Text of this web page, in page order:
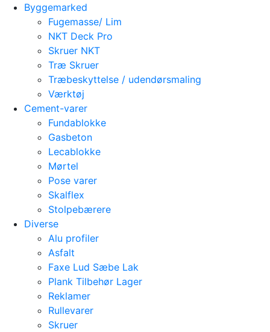
Byggemarked
Fugemasse/ Lim
NKT Deck Pro
Skruer NKT
Træ Skruer
Træbeskyttelse / udendørsmaling
Værktøj
Cement-varer
Fundablokke
Gasbeton
Lecablokke
Mørtel
Pose varer
Skalflex
Stolpebærere
Diverse
Alu profiler
Asfalt
Faxe Lud Sæbe Lak
Plank Tilbehør Lager
Reklamer
Rullevarer
Skruer